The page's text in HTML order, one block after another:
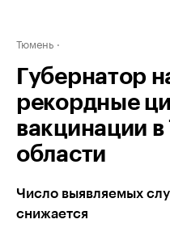
Тюмень
Губернатор
рекордные
вакцинации
области
Число выявляемых
снижается